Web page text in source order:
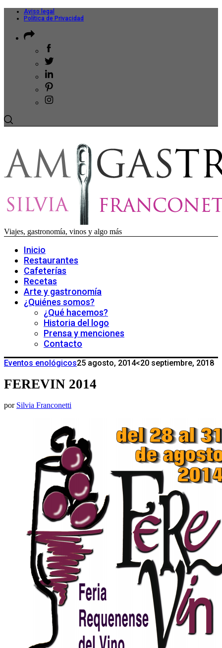
Aviso legal
Política de Privacidad
Viajes, gastronomía, vinos y algo más
Inicio
Restaurantes
Cafeterías
Recetas
Arte y gastronomía
¿Quiénes somos?
¿Qué hacemos?
Historia del logo
Prensa y menciones
Contacto
Eventos enológicos25 agosto, 2014<20 septiembre, 2018
FEREVIN 2014
por Silvia Franconetti